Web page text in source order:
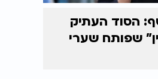
הסוד העתיק
שפותח שערי